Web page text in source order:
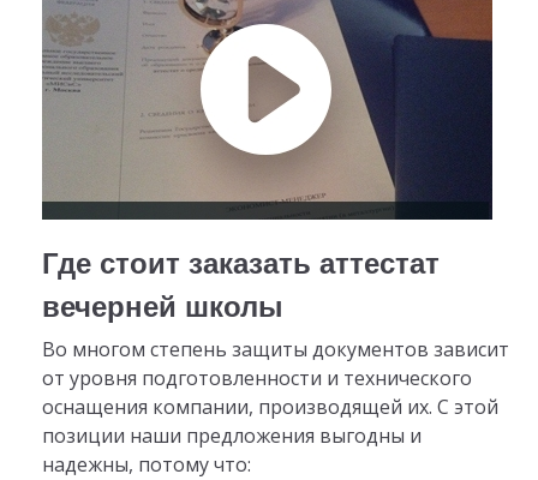
Где стоит заказать аттестат
вечерней школы
Во многом степень защиты документов зависит
от уровня подготовленности и технического
оснащения компании, производящей их. С этой
позиции наши предложения выгодны и
надежны, потому что: